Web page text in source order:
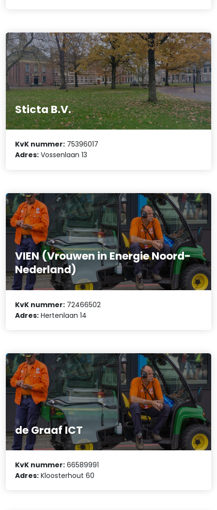
Sticta B.V.
KvK nummer: 75396017
Adres: Vossenlaan 13
VIEN (Vrouwen in Energie Noord-
Nederland)
KvK nummer: 72466502
Adres: Hertenlaan 14
de Graaf ICT
KvK nummer: 66589991
Adres: Kloosterhout 60